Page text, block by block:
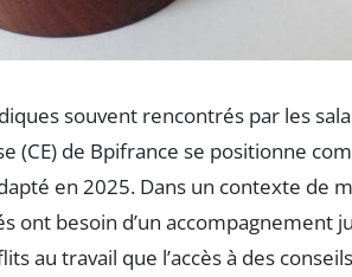
souvent rencontrés par les
(CE) de Bpifrance se positionne
en 2025. Dans un contexte de
ont besoin d’un accompagnement
au travail que l’accès à des